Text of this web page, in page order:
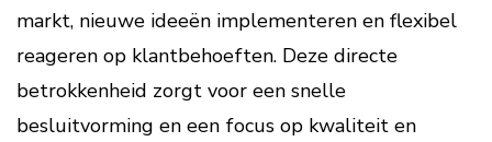
markt, nieuwe ideeën implementeren en flexibel
reageren op klantbehoeften. Deze directe
betrokkenheid zorgt voor een snelle
besluitvorming en een focus op kwaliteit en